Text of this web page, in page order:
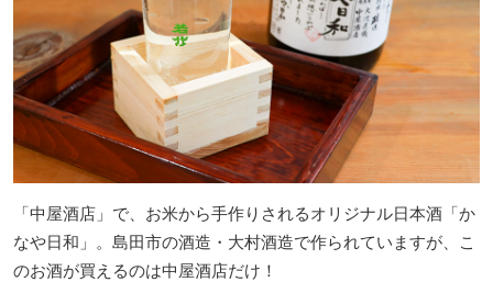
「中屋酒店」で、お米から手作りされるオリジナル日本酒「か
なや日和」。島田市の酒造・大村酒造で作られていますが、こ
のお酒が買えるのは中屋酒店だけ！